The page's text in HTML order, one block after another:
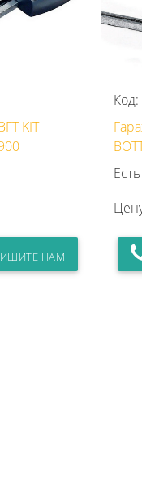
KIT
НАМ
Код: